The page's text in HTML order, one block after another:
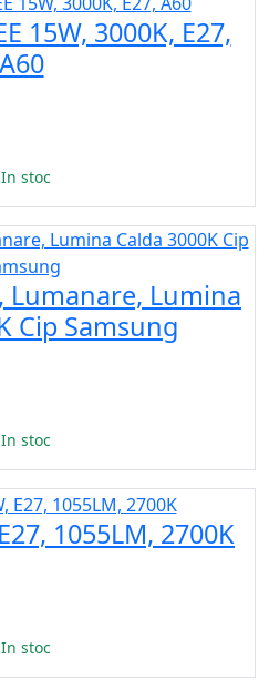
15W, 3000K, E27,
A60
In stoc
Lumanare, Lumina
Cip Samsung
In stoc
1055LM, 2700K
In stoc